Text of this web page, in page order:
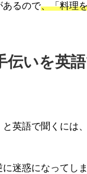
あるので、「料理
伝いを英
英語で聞くには、
迷惑になってしま